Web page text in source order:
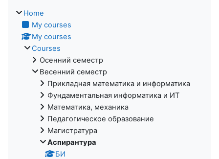
Home
My courses
My courses
Courses
Осенний семестр
Весенний семестр
Прикладная математика и информатика
Фундаментальная информатика и ИТ
Математика, механика
Педагогическое образование
Магистратура
Аспирантура
БИ